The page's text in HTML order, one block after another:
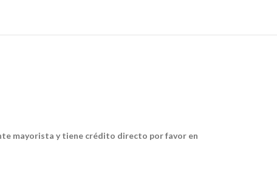
mayorista y tiene crédito directo por favor en